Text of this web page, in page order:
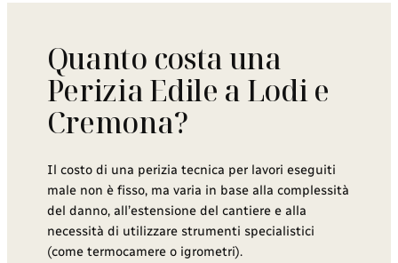
Quanto costa una
Perizia Edile a Lodi e
Cremona?
Il costo di una perizia tecnica per lavori eseguiti
male non è fisso, ma varia in base alla complessità
del danno, all’estensione del cantiere e alla
necessità di utilizzare strumenti specialistici
(come termocamere o igrometri).